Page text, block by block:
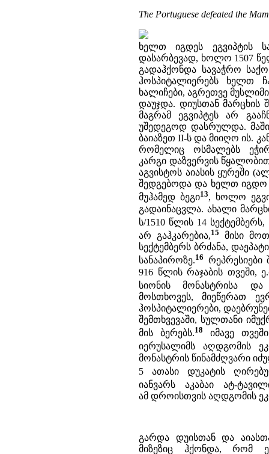
The Portuguese defeated the
ხელთ იგდეს ეგვიპტის
დასარბევად, ხოლო 1507
გადაჰქონდა სავაჭრო
ჰოსპიტალიერებს ხელთ
ხალიჩები, აგრეთვე
დაუჯდა. დიუსთან
მაგრამ ეგვიპტეს არ
უშედეგოდ დასრულდა.
ბაიაზეთ II-ს და მიიღო ის.
რომელიც ოსმალებს
კარგი დაზვერვის
აგვისტოს აიასის ყურეში
შედგებოდა და ხელთ იგდო
მუჰამედ ბეგი13, ხოლო
გადაინაცვლა. ახალი
ს/1510 წლის 14 სექტემბერს,
არ გაჰკარებია,15
მისი
სექტემბერს ბრძანა,
სანაპიროზე.16
916 წლის რაჯაბის თვეში,
სიონის მონასტრისა
მოსთხოვეს, მიეწერათ
ჰოსპიტალიერები,
შემთხვევაში, სულთანი
მის ბერებს.18
იმავე
იერუსალიმს აღდგომის
მონასტრის წინამძღვარი
5 ათასი დუკატის
იანვარს აკაბაი ატ-
ამ დროისთვის აღდგომის
გარდა დუისთან და
მიზეზიც ჰქონდა, რომ